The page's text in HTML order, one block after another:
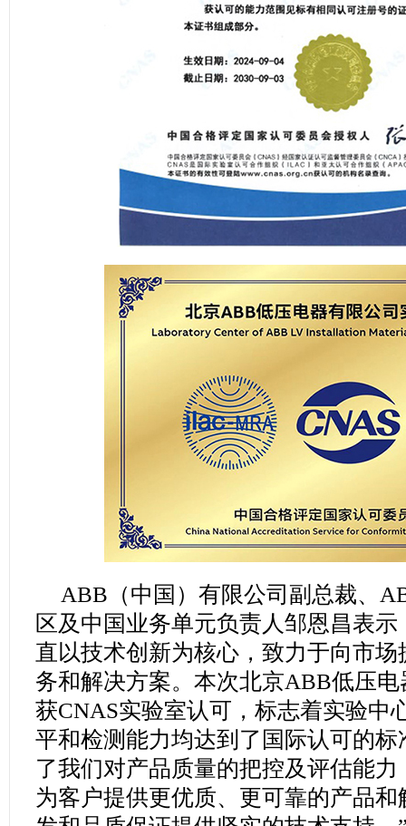
ABB（中国）有限公司副总裁、
区及中国业务单元负责人邹恩昌表
直以技术创新为核心，致力于向市
务和解决方案。本次北京ABB低压
获CNAS实验室认可，标志着实验中
平和检测能力均达到了国际认可的
了我们对产品质量的把控及评估能
为客户提供更优质、更可靠的产品